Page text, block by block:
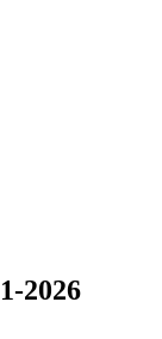
2026